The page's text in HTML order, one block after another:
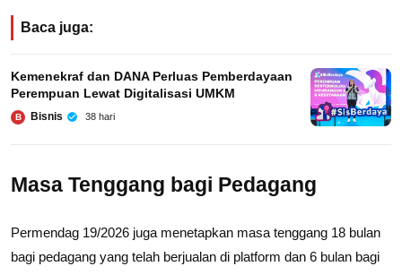
Baca juga:
Kemenekraf dan DANA Perluas Pemberdayaan
Perempuan Lewat Digitalisasi UMKM
B Bisnis 38 hari
Masa Tenggang bagi Pedagang
Permendag 19/2026 juga menetapkan masa tenggang 18 bulan
bagi pedagang yang telah berjualan di platform dan 6 bulan bagi